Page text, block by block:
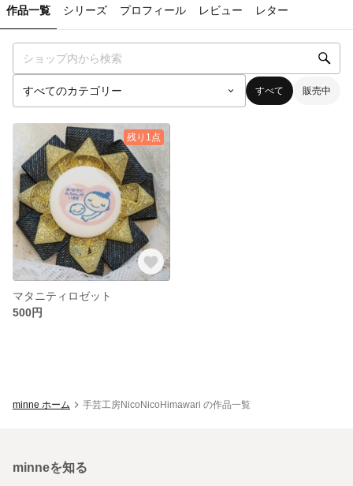
作品一覧 シリーズ プロフィール レビュー レター
すべて 販売中
残り1点
マタニティロゼット
500円
minne ホーム 手芸工房NicoNicoHimawari の作品一覧
minneを知る